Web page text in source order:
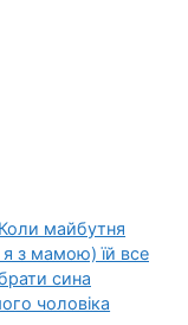
майбутня
з мамою) їй все
сина
чоловіка